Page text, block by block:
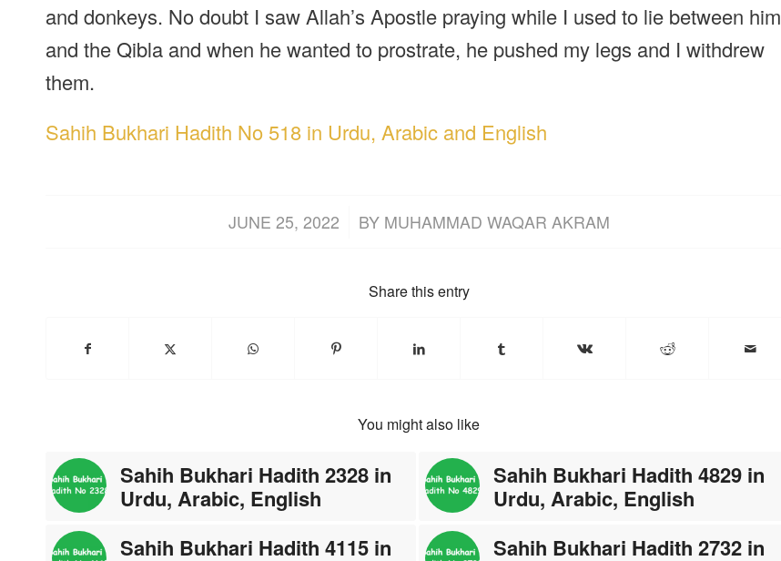
and donkeys. No doubt I saw Allah’s Apostle praying while I used to lie between him
and the Qibla and when he wanted to prostrate, he pushed my legs and I withdrew
them.
Sahih Bukhari Hadith No 518 in Urdu, Arabic and English
JUNE 25, 2022
/ BY MUHAMMAD WAQAR AKRAM
Share this entry
You might also like
Sahih Bukhari Hadith 2328 in
Urdu, Arabic, English
Sahih Bukhari Hadith 4829 in
Urdu, Arabic, English
Sahih Bukhari Hadith 4115 in
Sahih Bukhari Hadith 2732 in